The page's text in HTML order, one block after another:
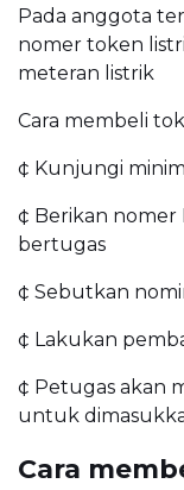
Pada anggota
nomer token
meteran listrik
Cara membeli
¢ Kunjungi
¢ Berikan nomer
bertugas
¢ Sebutkan
¢ Lakukan
¢ Petugas akan
untuk
Cara